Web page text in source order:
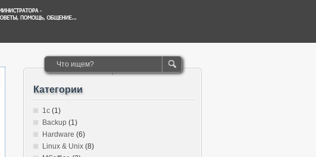
Категории
1c (1)
Backup (1)
Hardware (6)
Linux & Unix (8)